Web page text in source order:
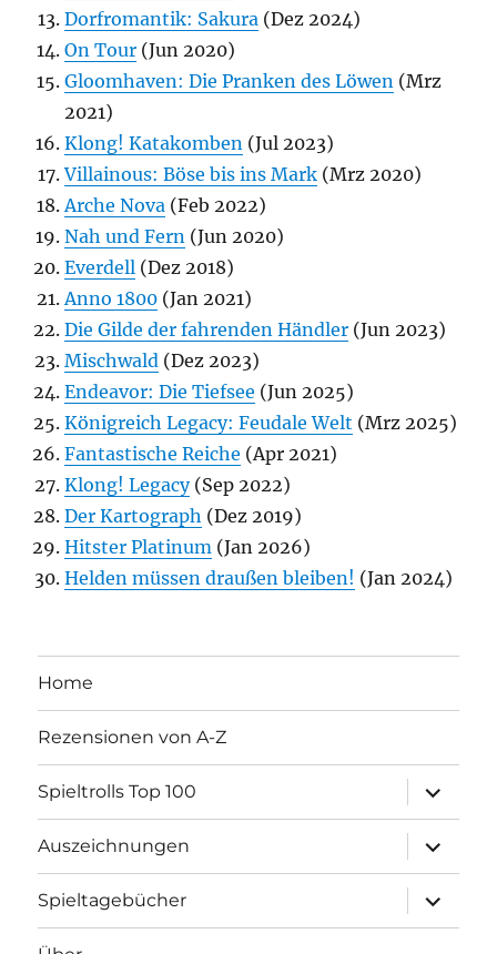
Dorfromantik: Sakura (Dez 2024)
On Tour (Jun 2020)
Gloomhaven: Die Pranken des Löwen (Mrz
2021)
Klong! Katakomben (Jul 2023)
Villainous: Böse bis ins Mark (Mrz 2020)
Arche Nova (Feb 2022)
Nah und Fern (Jun 2020)
Everdell (Dez 2018)
Anno 1800 (Jan 2021)
Die Gilde der fahrenden Händler (Jun 2023)
Mischwald (Dez 2023)
Endeavor: Die Tiefsee (Jun 2025)
Königreich Legacy: Feudale Welt (Mrz 2025)
Fantastische Reiche (Apr 2021)
Klong! Legacy(Sep 2022)
Der Kartograph (Dez 2019)
Hitster Platinum (Jan 2026)
Helden müssen draußen bleiben! (Jan 2024)
Home
Rezensionen von A-Z
Spieltrolls Top 100
öffnen
Auszeichnungen
öffnen
Spieltagebücher
öffnen